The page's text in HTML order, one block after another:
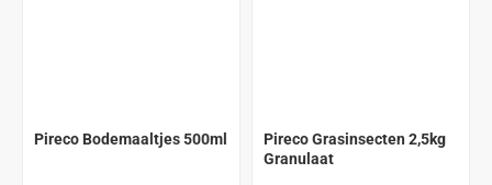
Pireco Bodemaaltjes 500ml
Pireco Grasinsecten 2,5kg
Granulaat